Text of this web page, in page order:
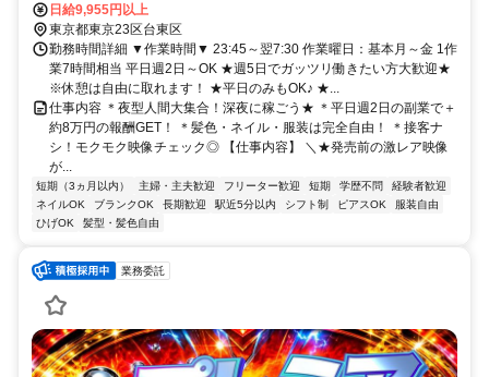
分
日給9,955円以上
東京都東京23区台東区
勤務時間詳細 ▼作業時間▼ 23:45～翌7:30 作業曜日：基本月～金 1作
業7時間相当 平日週2日～OK ★週5日でガッツリ働きたい方大歓迎★
※休憩は自由に取れます！ ★平日のみもOK♪ ★...
仕事内容 ＊夜型人間大集合！深夜に稼ごう★ ＊平日週2日の副業で＋
約8万円の報酬GET！ ＊髪色・ネイル・服装は完全自由！ ＊接客ナ
シ！モクモク映像チェック◎ 【仕事内容】 ＼★発売前の激レア映像
が...
短期（3ヵ月以内） 主婦・主夫歓迎 フリーター歓迎 短期 学歴不問
経験者歓迎
ネイルOK
ブランクOK 長期歓迎 駅近5分以内 シフト制 ピアスOK
服装自由
ひげOK
髪型・髪色自由
業務委託